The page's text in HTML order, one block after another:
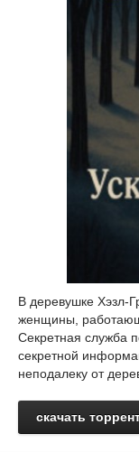
В деревушке Хэзл-
женщины,
Секретная служба
секретной
неподалеку от
скачать